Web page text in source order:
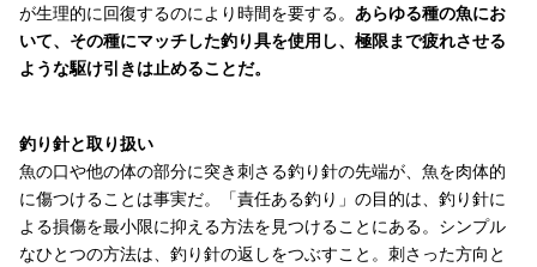
が生理的に回復するのにより時間を要する。 あらゆる種の魚にお
いて、その種にマッチした釣り具を使用し、極限まで疲れさせる
ような駆け引きは止めることだ。
釣り針と取り扱い
魚の口や他の体の部分に突き刺さる釣り針の先端が、魚を肉体的
に傷つけることは事実だ。「責任ある釣り」の目的は、釣り針に
よる損傷を最小限に抑える方法を見つけることにある。シンプル
なひとつの方法は、釣り針の返しをつぶすこと。刺さった方向と